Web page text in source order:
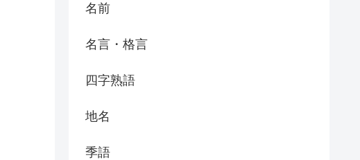
名前
名言・格言
四字熟語
地名
季語